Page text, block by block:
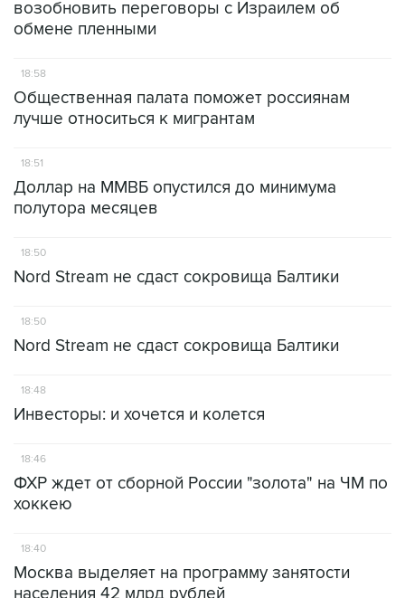
возобновить переговоры с Израилем об
обмене пленными
18:58
Общественная палата поможет россиянам
лучше относиться к мигрантам
18:51
Доллар на ММВБ опустился до минимума
полутора месяцев
18:50
Nord Stream не сдаст сокровища Балтики
18:50
Nord Stream не сдаст сокровища Балтики
18:48
Инвесторы: и хочется и колется
18:46
ФХР ждет от сборной России "золота" на ЧМ по
хоккею
18:40
Москва выделяет на программу занятости